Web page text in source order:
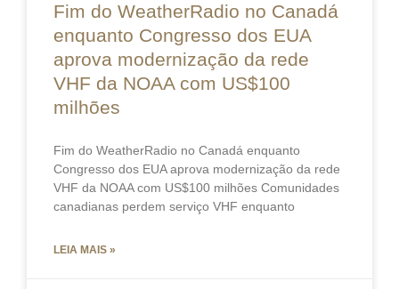
Fim do WeatherRadio no Canadá
enquanto Congresso dos EUA
aprova modernização da rede
VHF da NOAA com US$100
milhões
Fim do WeatherRadio no Canadá enquanto
Congresso dos EUA aprova modernização da rede
VHF da NOAA com US$100 milhões Comunidades
canadianas perdem serviço VHF enquanto
LEIA MAIS »